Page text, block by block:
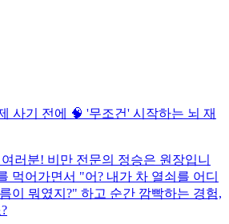
사기 전에 🧠 '무조건' 시작하는 뇌 재
러분! 비만 전문의 정승은 원장입니
먹어가면서 "어? 내가 차 열쇠를 어디
이 뭐였지?" 하고 순간 깜빡하는 경험,